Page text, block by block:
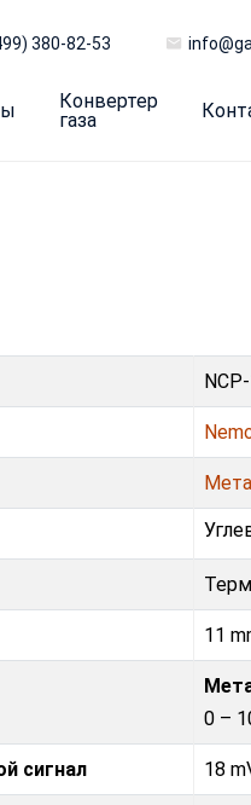
380-82-53
Конвертер
газа
11
0 –
сигнал 18